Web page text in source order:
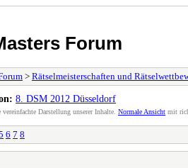
Forum
> Rätselmeisterschaften und
8. DSM 2012 Düsseldorf
vereinfachte Darstellung unserer Inhalte. Normale Ansicht mit
6 7 8